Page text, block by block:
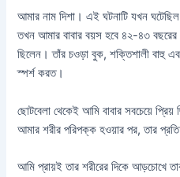
আমার নাম দিশা। এই ঘটনাটি যখন
তখন আমার বাবার বয়স হবে ৪২-৪৩
ছিলেন। তাঁর চওড়া বুক, শক্তিশালী বাহু
স্পর্শ করত।
ছোটবেলা থেকেই আমি বাবার সবচেয়ে
আমার শরীর পরিপক্ক হওয়ার পর, তার
আমি প্রায়ই তার শরীরের দিকে আড়চোখে